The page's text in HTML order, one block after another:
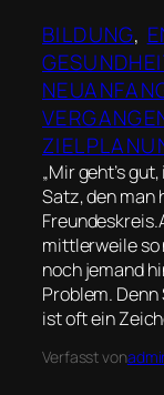
BILDUNG,
„Mir geht’s
Satz, den man
mittlerweile so
noch jemand
Problem.
ist oft ein
Verfasst von